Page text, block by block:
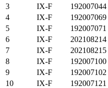
3
IX-F 192007044
4
IX-F 192007069
5
IX-F 192007071
6
IX-F 202108214
7
IX-F 202108215
8
IX-F 192007100
9
IX-F 192007102
10
IX-F 192007121